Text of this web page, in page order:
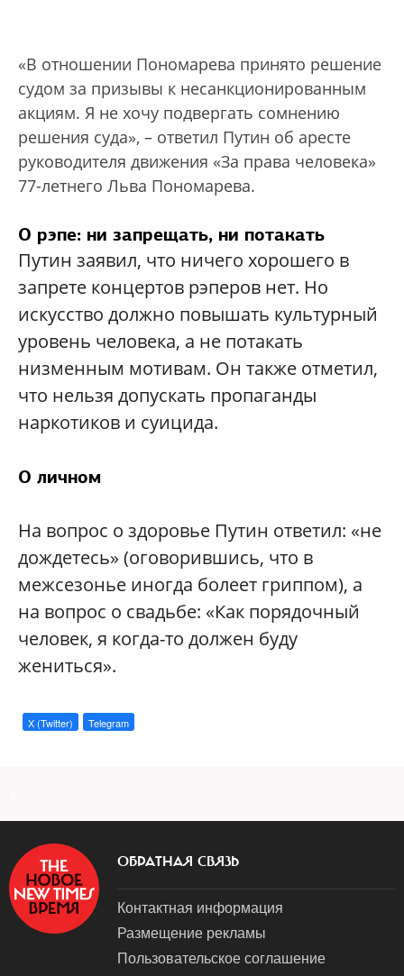
«В отношении Пономарева принято решение
судом за призывы к несанкционированным
акциям. Я не хочу подвергать сомнению
решения суда», – ответил Путин об аресте
руководителя движения «За права человека»
77-летнего Льва Пономарева.
О рэпе: ни запрещать, ни потакать
Путин заявил, что ничего хорошего в
запрете концертов рэперов нет. Но
искусство должно повышать культурный
уровень человека, а не потакать
низменным мотивам. Он также отметил,
что нельзя допускать пропаганды
наркотиков и суицида.
О личном
На вопрос о здоровье Путин ответил: «не
дождетесь» (оговорившись, что в
межсезонье иногда болеет гриппом), а
на вопрос о свадьбе: «Как порядочный
человек, я когда-то должен буду
жениться».
X (Twitter) Telegram
ОБРАТНАЯ СВЯЗЬ
Контактная информация
Размещение рекламы
Пользовательское соглашение